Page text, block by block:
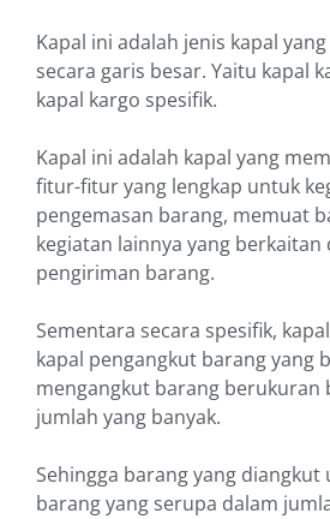
Kapal ini adalah jenis kapal
secara garis besar. Yaitu kapal
kapal kargo spesifik.
Kapal ini adalah kapal yang
fitur-fitur yang lengkap untuk
pengemasan barang, memuat
kegiatan lainnya yang berkaitan
pengiriman barang.
Sementara secara spesifik,
kapal pengangkut barang yang
mengangkut barang berukuran
jumlah yang banyak.
Sehingga barang yang
barang yang serupa dalam